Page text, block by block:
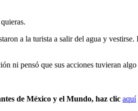
a la turista a salir del agua y
ni pensó que sus acciones tuvieran
de México y el Mundo, haz clic aquí